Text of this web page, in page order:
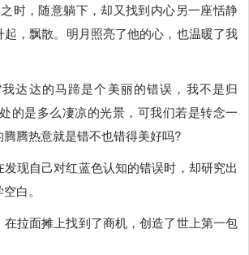
时，随意躺下，却又找到内心另一座恬静
起，飘散。明月照亮了他的心，也温暖了我
达达的马蹄是个美丽的错误，我不是归
的是多么凄凉的光景，可我们若是转念一
腾热意就是错不也错得美好吗?
发现自己对红蓝色认知的错误时，却研究出
白。
在拉面摊上找到了商机，创造了世上第一包